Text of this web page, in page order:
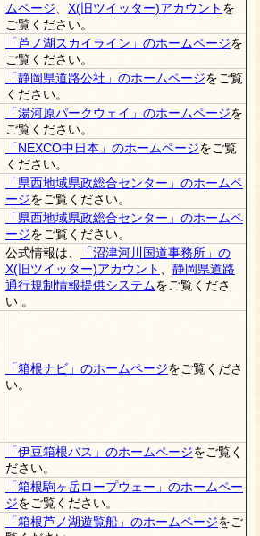
ムページ
X(旧ツイッター)アカウント を
ご覧ください。
「芦ノ湖スカイライン」のホームページを
ご覧ください。
「静岡県道路公社」のホームページをご覧
ください。
「湯河原パークウェイ」のホームページを
ご覧ください。
「NEXCO中日本」のホームページをご覧
ください。
「県西地域県政総合センター」のホームペ
ージをご覧ください。
「県西地域県政総合センター」のホームペ
ージをご覧ください。
公式情報は、
「沼津河川国道事務所」の
X(旧ツイッター)アカウント
静岡県道路
通行規制情報提供システムをご覧くださ
い 。
「箱根ナビ」のホームページをご覧くださ
い。
「伊豆箱根バス」のホームページをご覧く
ださい。
「箱根駒ヶ岳ロープウェー」のホームペー
ジをご覧ください。
「箱根芦ノ湖遊覧船」のホームページをご